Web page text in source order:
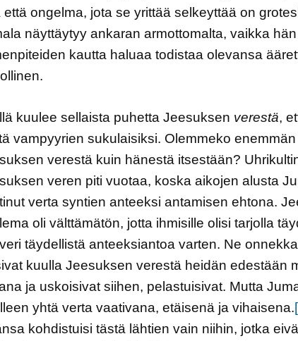
että ongelma, jota se yrittää selkeyttää on
näyttäytyy ankaran armottomalta, vaikka
kautta haluaa todistaa olevansa
kuulee sellaista puhetta Jeesuksen verestä,
vampyyrien sukulaisiksi. Olemmeko
verestä kuin hänestä itsestään?
veren piti vuotaa, koska aikojen alusta
verta syntien anteeksi antamisen ehtona.
oli välttämätön, jotta ihmisille olisi tarjolla
täydellistä anteeksiantoa varten. Ne
kuulla Jeesuksen verestä heidän edestään
ja uskoisivat siihen, pelastuisivat. Mutta
yhtä verta vaativana, etäisenä ja vihaisena.
kohdistuisi tästä lähtien vain niihin, jotka